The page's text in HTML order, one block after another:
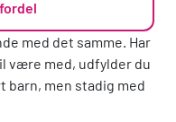
med det samme. Har
være med, udfylder du
barn, men stadig med